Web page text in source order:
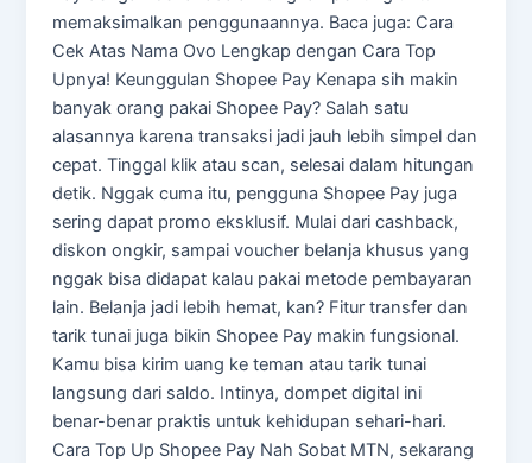
memaksimalkan penggunaannya. Baca juga: Cara
Cek Atas Nama Ovo Lengkap dengan Cara Top
Upnya! Keunggulan Shopee Pay Kenapa sih makin
banyak orang pakai Shopee Pay? Salah satu
alasannya karena transaksi jadi jauh lebih simpel dan
cepat. Tinggal klik atau scan, selesai dalam hitungan
detik. Nggak cuma itu, pengguna Shopee Pay juga
sering dapat promo eksklusif. Mulai dari cashback,
diskon ongkir, sampai voucher belanja khusus yang
nggak bisa didapat kalau pakai metode pembayaran
lain. Belanja jadi lebih hemat, kan? Fitur transfer dan
tarik tunai juga bikin Shopee Pay makin fungsional.
Kamu bisa kirim uang ke teman atau tarik tunai
langsung dari saldo. Intinya, dompet digital ini
benar-benar praktis untuk kehidupan sehari-hari.
Cara Top Up Shopee Pay Nah Sobat MTN, sekarang